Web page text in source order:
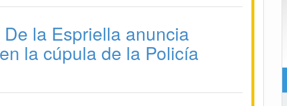
la Espriella anuncia
la cúpula de la Policía